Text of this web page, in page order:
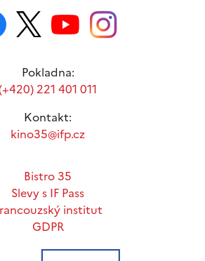
Pokladna:
221 401 011
Kontakt:
kino35@ifp.cz
Bistro 35
Slevy s IF Pass
institut
GDPR